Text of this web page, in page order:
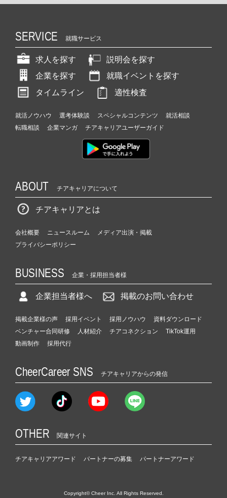
SERVICE 就職サービス
求人を探す
説明会を探す
企業を探す
就職イベントを探す
タイムライン
適性検査
就活ノウハウ 選考体験談 スペシャルコンテンツ
就活相談
転職相談
企業マンガ チアキャリアユーザーガイド
ABOUT チアキャリアについて
チアキャリアとは
会社概要 ニュースルーム
メディア出演・掲載
プライバシーポリシー
BUSINESS 企業・採用担当者様
企業担当者様へ 掲載のお問い合わせ
掲載企業様の声 採用イベント 採用ノウハウ
資料ダウンロード
ベンチャー合同研修
人材紹介 チアコネクション
TikTok運用
動画制作
採用代行
CheerCareer SNS チアキャリアからの発信
OTHER 関連サイト
チアキャリアアワード パートナーの募集 パートナーアワード
Copyright© Cheer Inc. All Rights Reserved.